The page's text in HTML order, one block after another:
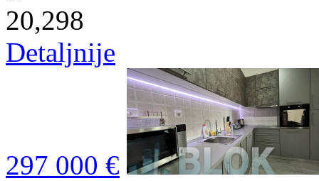
20,298
Detaljnije
297 000 €